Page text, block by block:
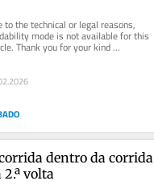
to the technical or legal reasons,
mode is not available for this
Thank you for your kind
dentro da corrida
2.ª volta